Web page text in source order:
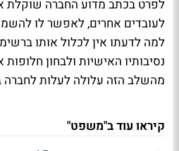
לפרט בכתב מדוע החברה שוקלת
לעובדים אחרים, לאפשר לו
למה לדעתו אין לכלול אותו
נסיבותיו האישיות ולבחון
מהשלב הזה עלולה לעלות לחברה
קיראו עוד ב"משפט"